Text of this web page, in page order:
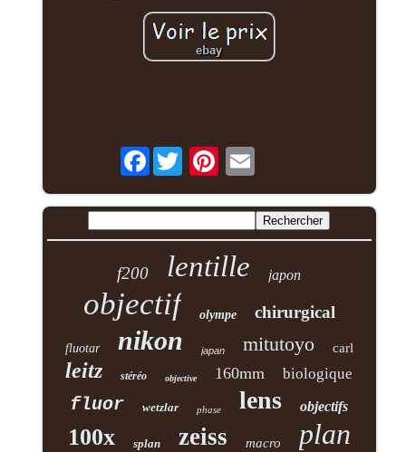
Facebook
f200 lentille japon
objectif olympe chirurgical
fluotar nikon japan mitutoyo carl
leitz stéréo objective 160mm biologique
fluor wetzlar phase lens objectifs
100x splan zeiss macro plan